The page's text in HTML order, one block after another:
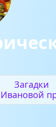
Загадки
Ивановой
все на